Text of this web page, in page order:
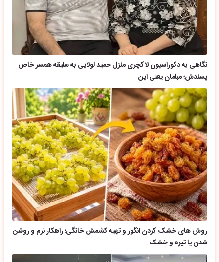
نگاهی به دکوراسیون لاکچری منزل حمید لولایی به سلیقه همسر خاص
پسندش؛ مبلمان یعنی این
روش های خشک کردن انگور و تهیه کشمش خانگی؛ راهکار نرم و روشن
شدن یا تیره و خشک